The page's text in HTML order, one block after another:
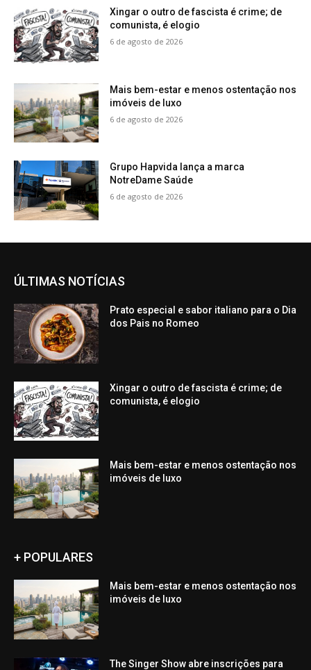
Xingar o outro de fascista é crime; de
comunista, é elogio
6 de agosto de 2026
Mais bem-estar e menos ostentação nos
imóveis de luxo
6 de agosto de 2026
Grupo Hapvida lança a marca
NotreDame Saúde
6 de agosto de 2026
ÚLTIMAS NOTÍCIAS
Prato especial e sabor italiano para o Dia
dos Pais no Romeo
Xingar o outro de fascista é crime; de
comunista, é elogio
Mais bem-estar e menos ostentação nos
imóveis de luxo
+ POPULARES
Mais bem-estar e menos ostentação nos
imóveis de luxo
The Singer Show abre inscrições para